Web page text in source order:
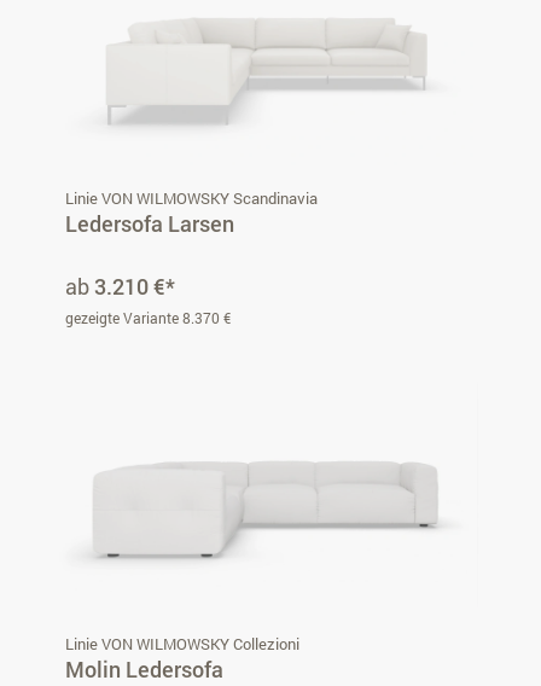
Linie VON WILMOWSKY Scandinavia
Ledersofa Larsen
ab 3.210 €*
gezeigte Variante 8.370 €
Linie VON WILMOWSKY Collezioni
Molin Ledersofa